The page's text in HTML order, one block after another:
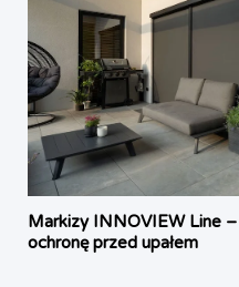
Markizy INNOVIEW Line
ochronę przed upałem